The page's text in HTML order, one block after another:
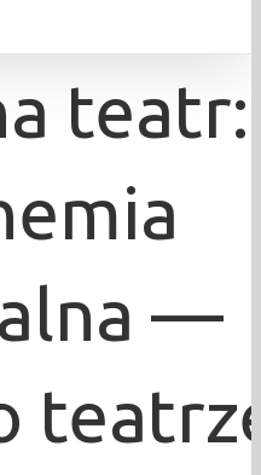
teatr:
—